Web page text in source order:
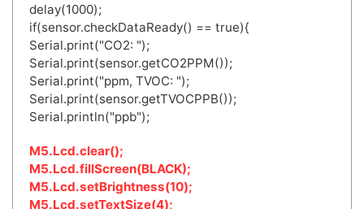
delay(1000);
if(sensor.checkDataReady() == true){
Serial.print("CO2: ");
Serial.print(sensor.getCO2PPM());
Serial.print("ppm, TVOC: ");
Serial.print(sensor.getTVOCPPB());
Serial.println("ppb");
M5.Lcd.clear();
M5.Lcd.fillScreen(BLACK);
M5.Lcd.setBrightness(10);
M5.Lcd.setTextSize(4);